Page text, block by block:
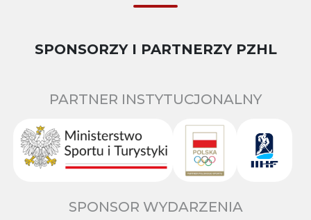
SPONSORZY I PARTNERZY PZHL
PARTNER INSTYTUCJONALNY
SPONSOR WYDARZENIA